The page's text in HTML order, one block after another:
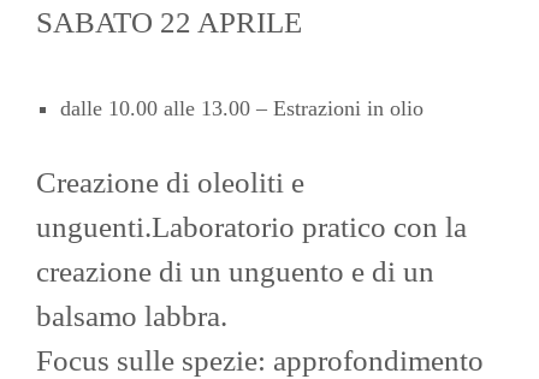
SABATO 22 APRILE
dalle 10.00 alle 13.00 – Estrazioni in olio
Creazione di oleoliti e
unguenti.Laboratorio pratico con la
creazione di un unguento e di un
balsamo labbra.
Focus sulle spezie: approfondimento